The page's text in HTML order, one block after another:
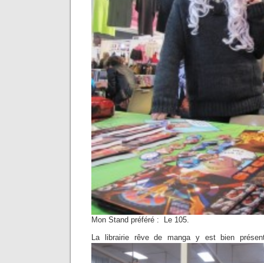
Mon Stand préféré : Le 105.
La librairie rêve de manga y est bien